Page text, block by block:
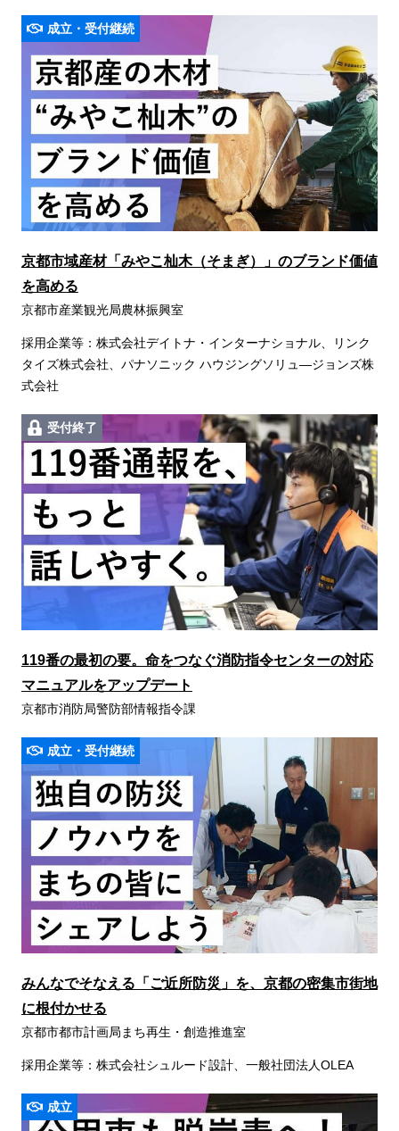
成立・受付継続
京都市域産材「みやこ杣木（そまぎ）」のブランド価値
を高める
京都市産業観光局農林振興室
採用企業等：株式会社デイトナ・インターナショナル、リンク
タイズ株式会社、パナソニック ハウジングソリュ―ジョンズ株
式会社
受付終了
119番の最初の要。命をつなぐ消防指令センターの対応
マニュアルをアップデート
京都市消防局警防部情報指令課
成立・受付継続
みんなでそなえる「ご近所防災」を、京都の密集市街地
に根付かせる
京都市都市計画局まち再生・創造推進室
採用企業等：株式会社シュルード設計、⼀般社団法⼈OLEA
成立